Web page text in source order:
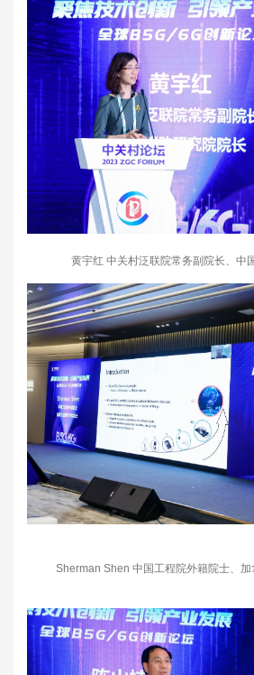
黄宇红 中关村泛联院常务副院长、中
Sherman Shen 中国工程院外籍院士、